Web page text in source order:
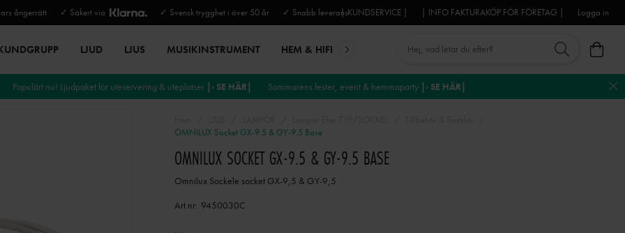
ångerrätt ✓ Säkert via ✓ Svensk trygghet i över 50 år ✓ Snabb leverans| KUNDSERVICE | | INFO FAKTURAKÖP FÖR FÖRETAG | Logga in
LJUD LJUS MUSIKINSTRUMENT HEM & HIFI MIKROFONER DJ-UTRUSTNING TROSS
Populärt nu! Ljudpaket för uteservering & uteplatser |› SE HÄR| Sommarens fester, event & hemmaparty |› SE HÄR|
OMNILUX Socket GX-9.5 & GY-9.5 Base
OMNILUX SOCKET GX-9.5 & GY-9.5 BASE
Omnilux Sockele socket GX-9,5 & GY-9,5
Art nr: 9450030C